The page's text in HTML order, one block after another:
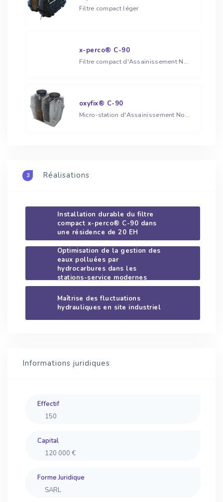
Filtre compact léger
x-perco® C-90
Filtre compact d'Assainissement Non Collectif Agréé
oxyfix® C-90
Micro-station d'Assainissement Non Collectif Agréée
3 Réalisations
Installation durable du filtre
compact x-perco® C-90 dans
une résidence de 20 EH
Optimisation de la gestion des
eaux polluées par
hydrocarbures dans les
stations-service modernes
Maîtrise des fluctuations
hydrauliques en site industriel
Informations juridiques
Effectif
150
Capital
120 000 €
Forme Juridique
SARL